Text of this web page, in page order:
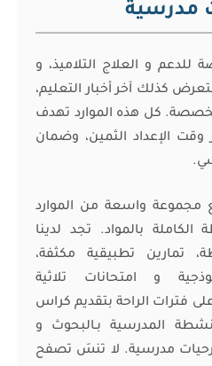
مدرسية
و العلاج التلاميذ، و
كذلك آخر أخبار التعليم،
كل هذه الموارد تهدف
الإعداد الثمين، وضمان
مجموعة واسعة من الموارد
بالمواد. تجد لدينا
تطبيقية مكثفة،
و امتحانات تلاثية
فترات الراحة بتقديم كراس
المدرسية بـالبحوث و
مدرسية. لا تنسَ تصفح